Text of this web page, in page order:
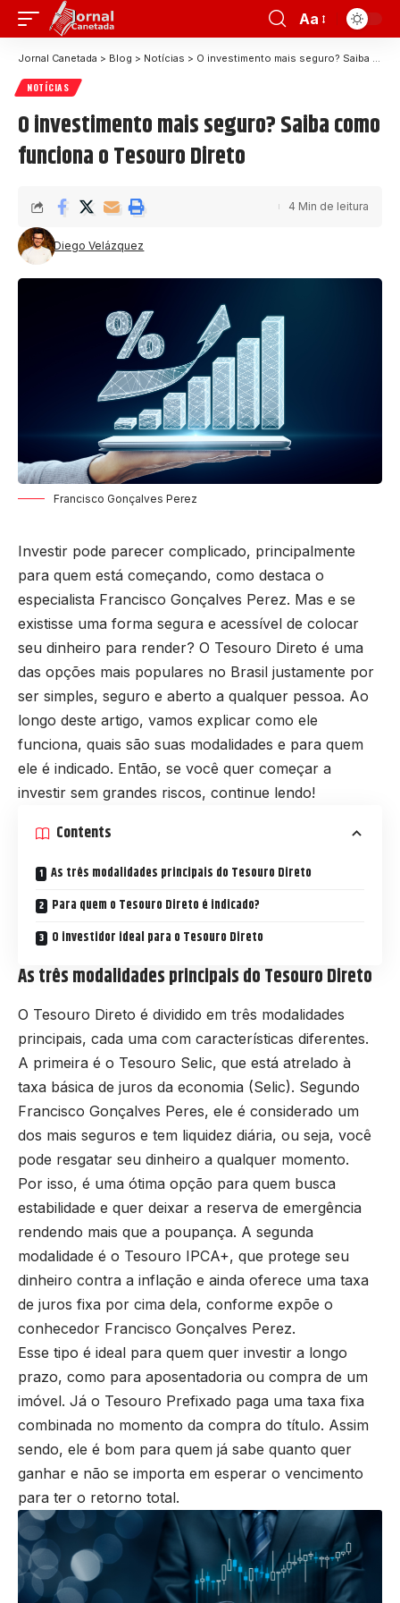
Aa
Jornal Canetada > Blog > Notícias > O investimento mais seguro? Saiba como funciona o Tesouro Direto
NOTÍCIAS
O investimento mais seguro? Saiba como
funciona o Tesouro Direto
Diego Velázquez
4 Min de leitura
Francisco Gonçalves Perez
Investir pode parecer complicado, principalmente
para quem está começando, como destaca o
especialista Francisco Gonçalves Perez. Mas e se
existisse uma forma segura e acessível de colocar
seu dinheiro para render? O Tesouro Direto é uma
das opções mais populares no Brasil justamente por
ser simples, seguro e aberto a qualquer pessoa. Ao
longo deste artigo, vamos explicar como ele
funciona, quais são suas modalidades e para quem
ele é indicado. Então, se você quer começar a
investir sem grandes riscos, continue lendo!
Contents
As três modalidades principais do Tesouro Direto
Para quem o Tesouro Direto é indicado?
O investidor ideal para o Tesouro Direto
As três modalidades principais do Tesouro Direto
O Tesouro Direto é dividido em três modalidades
principais, cada uma com características diferentes.
A primeira é o Tesouro Selic, que está atrelado à
taxa básica de juros da economia (Selic). Segundo
Francisco Gonçalves Peres, ele é considerado um
dos mais seguros e tem liquidez diária, ou seja, você
pode resgatar seu dinheiro a qualquer momento.
Por isso, é uma ótima opção para quem busca
estabilidade e quer deixar a reserva de emergência
rendendo mais que a poupança. A segunda
modalidade é o Tesouro IPCA+, que protege seu
dinheiro contra a inflação e ainda oferece uma taxa
de juros fixa por cima dela, conforme expõe o
conhecedor Francisco Gonçalves Perez.
Esse tipo é ideal para quem quer investir a longo
prazo, como para aposentadoria ou compra de um
imóvel. Já o Tesouro Prefixado paga uma taxa fixa
combinada no momento da compra do título. Assim
sendo, ele é bom para quem já sabe quanto quer
ganhar e não se importa em esperar o vencimento
para ter o retorno total.